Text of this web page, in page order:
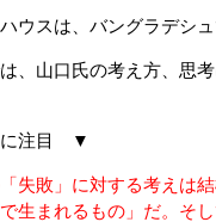
ウスは、バングラデシュ
、山口氏の考え方、思考
注目 ▼
失敗」に対する考えは
まれるもの」だ。そし